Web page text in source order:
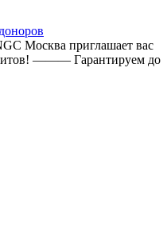
Москва приглашает вас
——— Гарантируем до